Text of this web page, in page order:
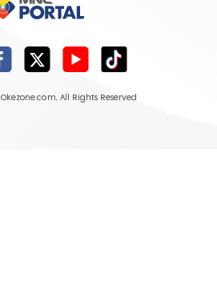
Okezone.com, All Rights Reserved